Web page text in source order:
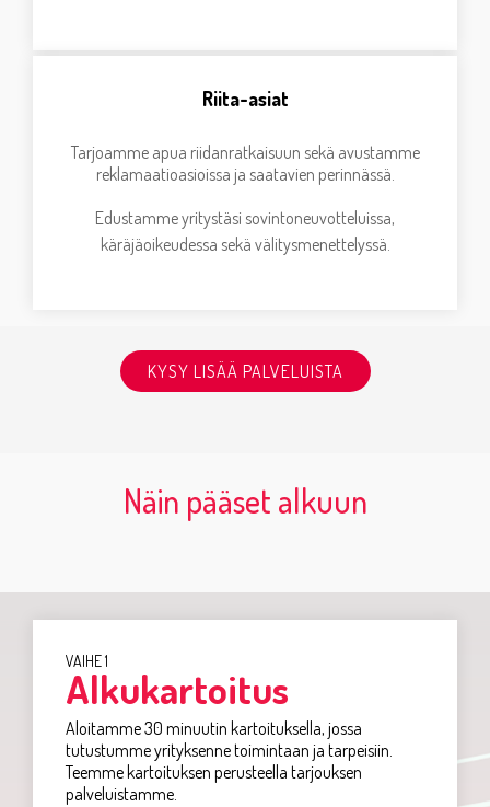
Riita-asiat
Tarjoamme apua riidanratkaisuun sekä avustamme
reklamaatioasioissa ja saatavien perinnässä.
Edustamme yritystäsi sovintoneuvotteluissa,
käräjäoikeudessa sekä välitysmenettelyssä.
KYSY LISÄÄ PALVELUISTA
Näin pääset alkuun
VAIHE 1
Alkukartoitus
Aloitamme30 minuutin kartoituksella, jossa
tutustummeyrityksennetoimintaan ja tarpeisiin.
Teemme kartoituksen perusteella tarjouksen
palveluistamme.